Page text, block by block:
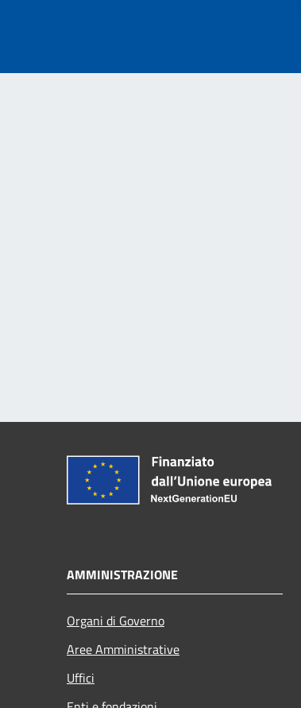
AMMINISTRAZIONE
Organi di Governo
Aree Amministrative
Uffici